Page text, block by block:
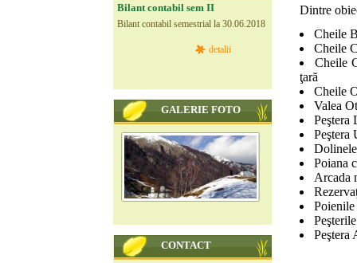
Bilant contabil sem II
Bilant contabil semestrial la 30.06.2018
detalii
GALERIE FOTO
CONTACT
Dintre
Cheile
Cheile
Cheile
ţară
Cheile
Valea
Peştera
Peştera
Poiana
Arcada
Peştera